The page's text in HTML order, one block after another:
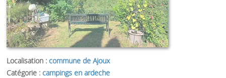
Localisation : commune de Ajoux
Catégorie : campings en ardeche